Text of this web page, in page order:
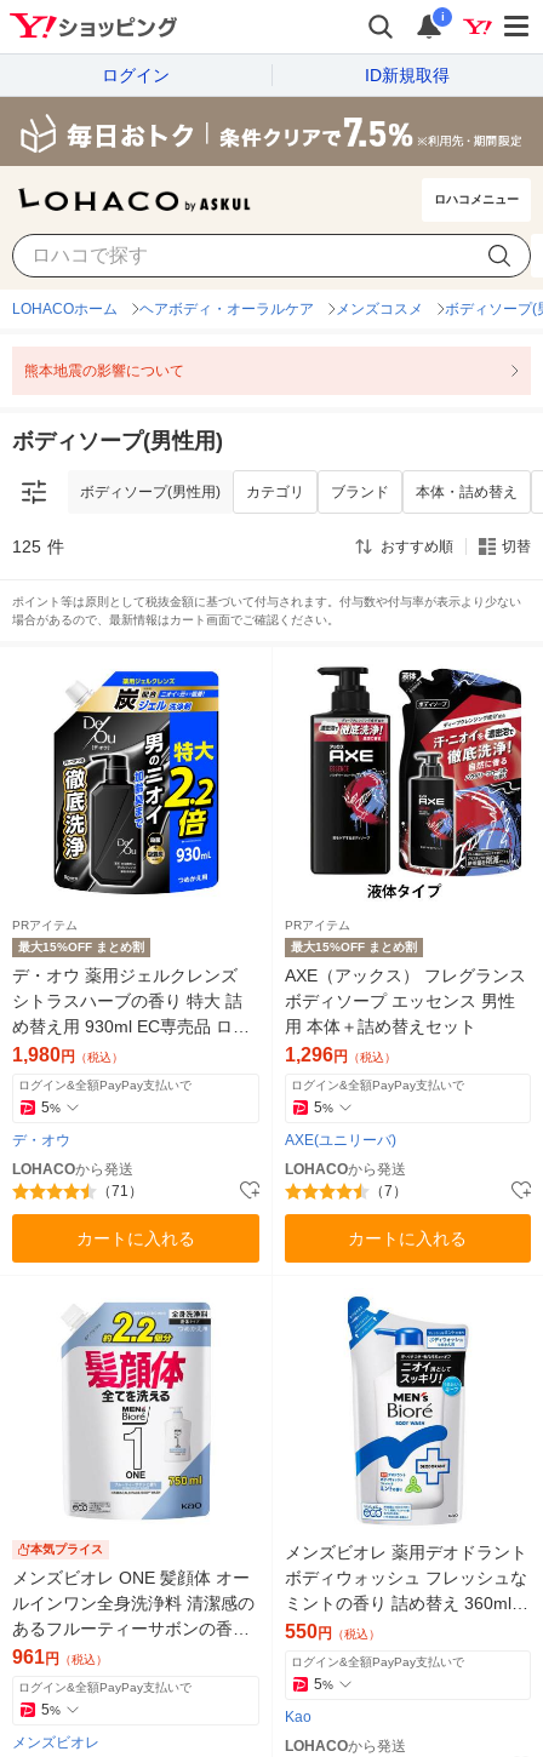
i
ログイン ID新規取得
ロハコメニュー
ボディソープ(男性用) 本体・詰め替え
LOHACOホーム ヘアボディ・オーラルケア メンズコスメ ボディソープ(
熊本地震の影響について
ボディソープ(男性用)
ボディソープ(男性用) カテゴリ ブランド 本体・詰め替え
125 件 おすすめ順 切替
ポイント等は原則として税抜金額に基づいて付与されます。付与数や付与率が表示より少ない
場合があるので、最新情報はカート画面でご確認ください。
PRアイテム
最大15%OFF まとめ割
デ・オウ 薬用ジェルクレンズ
シトラスハーブの香り 特大 詰
め替え用 930ml EC専売品 ロー
ト製薬
1,980円 （税込）
ログイン&全額PayPay支払いで
5%
デ・オウ
LOHACOから発送
（71）
カートに入れる
PRアイテム
最大15%OFF まとめ割
AXE（アックス） フレグランス
ボディソープ エッセンス 男性
用 本体＋詰め替えセット
1,296円 （税込）
ログイン&全額PayPay支払いで
5%
AXE(ユニリーバ)
LOHACOから発送
（7）
カートに入れる
本気プライス
メンズビオレ ONE 髪顔体 オー
ルインワン全身洗浄料 清潔感の
あるフルーティーサボンの香り
大容量 750ml ボディソープ 詰
め替え 1個
961円 （税込）
ログイン&全額PayPay支払いで
5%
メンズビオレ
メンズビオレ 薬用デオドラント
ボディウォッシュ フレッシュな
ミントの香り 詰め替え 360ml
花王
550円 （税込）
ログイン&全額PayPay支払いで
5%
Kao
LOHACOから発送